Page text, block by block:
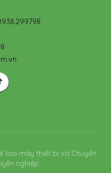
tạo máy thiết bị và Chuyển
nghiệp.